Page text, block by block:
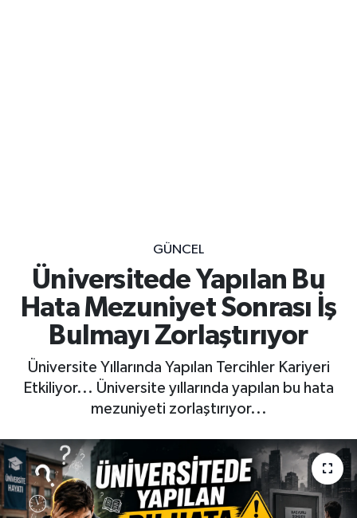
GÜNCEL
Üniversitede Yapılan Bu
Hata Mezuniyet Sonrası İş
Bulmayı Zorlaştırıyor
Üniversite Yıllarında Yapılan Tercihler Kariyeri
Etkiliyor... Üniversite yıllarında yapılan bu hata
mezuniyeti zorlaştırıyor...